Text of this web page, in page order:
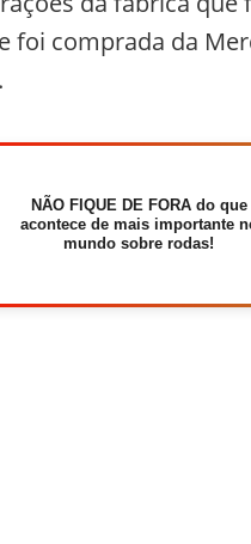
foi comprada da
NÃO FIQUE DE FORA do que
acontece de mais importante
mundo sobre rodas!